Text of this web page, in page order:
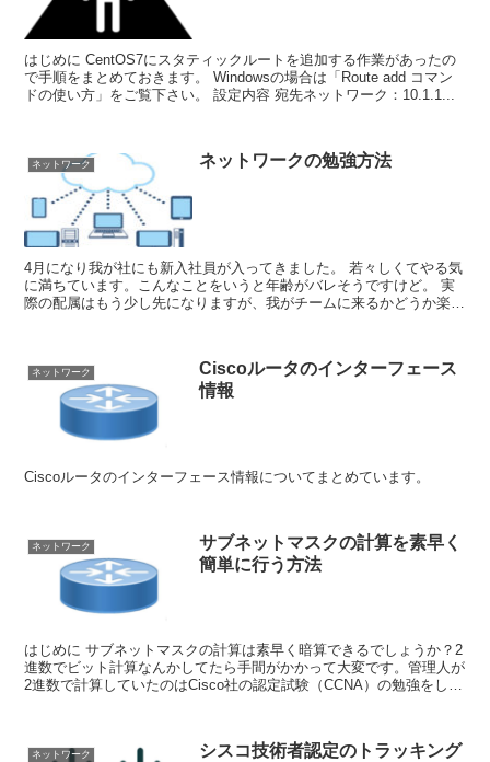
はじめに CentOS7にスタティックルートを追加する作業があったの
で手順をまとめておきます。 Windowsの場合は「Route add コマン
ドの使い方」をご覧下さい。 設定内容 宛先ネットワーク：10.1.1...
ネットワーク ネットワークの勉強方法
4月になり我が社にも新入社員が入ってきました。 若々しくてやる気
に満ちています。こんなことをいうと年齢がバレそうですけど。 実
際の配属はもう少し先になりますが、我がチームに来るかどうか楽し
ネットワーク
Ciscoルータのインターフェース
情報
Ciscoルータのインターフェース情報についてまとめています。
ネットワーク
サブネットマスクの計算を素早く
簡単に行う方法
はじめに サブネットマスクの計算は素早く暗算できるでしょうか？2
進数でビット計算なんかしてたら手間がかかって大変です。管理人が
2進数で計算していたのはCisco社の認定試験（CCNA）の勉強をして
ネットワーク
シスコ技術者認定のトラッキング